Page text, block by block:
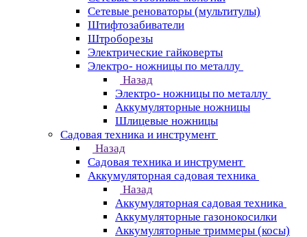
Сетевые реноваторы (мультитулы)
Штифтозабиватели
Штроборезы
Электрические гайковерты
Электро- ножницы по металлу
Назад
Электро- ножницы по металлу
Аккумуляторные ножницы
Шлицевые ножницы
Cадовая техника и инструмент
Назад
Cадовая техника и инструмент
Аккумуляторная садовая техника
Назад
Аккумуляторная садовая техника
Аккумуляторные газонокосилки
Аккумуляторные триммеры (косы)